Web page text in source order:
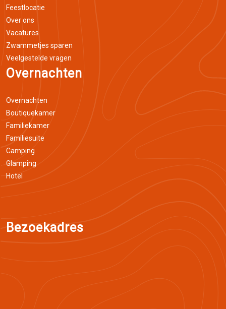
Feestlocatie
Over ons
Vacatures
Zwammetjes sparen
Veelgestelde vragen
Overnachten
Overnachten
Boutiquekamer
Familiekamer
Familiesuite
Camping
Glamping
Hotel
Bezoekadres